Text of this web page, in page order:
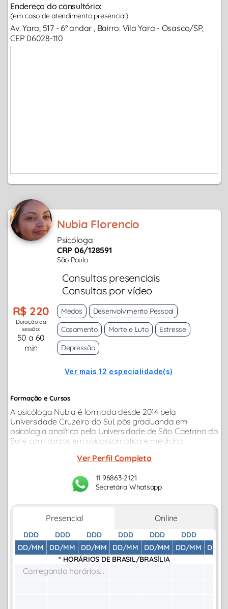
Endereço do consultório:
(em caso de atendimento presencial)
Av. Yara, 517 - 6° andar , Bairro: Vila Yara - Osasco/SP,
CEP 06028-110
Nubia Florencio
Psicóloga
CRP 06/128591
São Paulo
Consultas presenciais
Consultas por vídeo
R$ 220
Duração da
sessão:
50 a 60
min
Medos
Desenvolvimento Pessoal
Casamento
Morte e Luto
Estresse
Depressão
Ver mais 12 especialidade(s)
Formação e Cursos
A psicóloga Nubia é formada desde 2014 pela
Universidade Cruzeiro do Sul, pós graduanda em
psicologia analítica pela Universidade de São Caetano do
Sul e com cursos em psicossomática e medicina
Ver Perfil Completo
11 96863-2121
Secretária Whatsapp
Presencial Online
DDD
DD/MM
DDD
DD/MM
DDD
DD/MM
DDD
DD/MM
DDD
DD/MM
DDD
DD/MM
DD/
* HORÁRIOS DE BRASIL/BRASÍLIA
Carregando horários...